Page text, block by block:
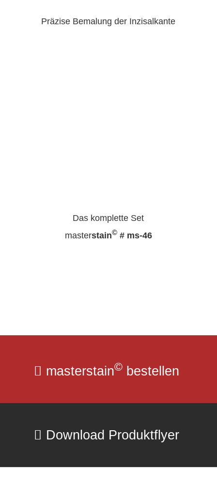
Präzise Bemalung der Inzisalkante
Das komplette Set
masterstain©# ms-46
masterstain©bestellen
Download Produktflyer